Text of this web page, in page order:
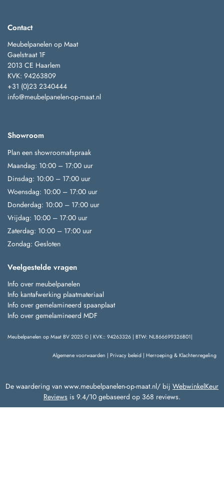
Contact
Meubelpanelen op Maat
Gaelstraat 1F
2013 CE Haarlem
KVK: 94263809
+31 (0)23 2340444
info@meubelpanelen-op-maat.nl
Showroom
Plan een showroomafspraak
Maandag: 10:00 – 17:00 uur
Dinsdag: 10:00 – 17:00 uur
Woensdag: 10:00 – 17:00 uur
Donderdag: 10:00 – 17:00 uur
Vrijdag: 10:00 – 17:00 uur
Zaterdag: 10:00 – 17:00 uur
Zondag: Gesloten
Veelgestelde vragen
Info over meubelpanelen
Info kantafwerking plaatmateriaal
Info over gemelamineerd spaanplaat
Info over gemelamineerd MDF
Meubelpanelen op Maat BV 2025 © | KVK:: 94263326 | BTW: NL866699326B01|
Algemene voorwaarden | Privacy beleid | Herroeping & Klachtenregeling
De waardering van www.meubelpanelen-op-maat.nl/ bij WebwinkelKeur
Reviews is 9.4/10 gebaseerd op 368 reviews.